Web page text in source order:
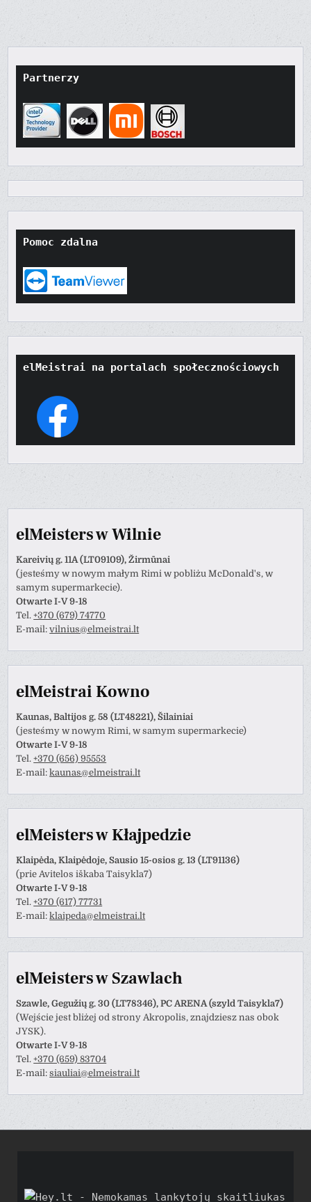
Partnerzy
Pomoc zdalna
elMeistrai na portalach społecznościowych
elMeisters w Wilnie
Kareivių g. 11A (LT09109), Žirmūnai
(jesteśmy w nowym małym Rimi w pobliżu McDonald's, w
samym supermarkecie).
Otwarte I-V 9-18
Tel.+370 (679) 74770
E-mail:vilnius@elmeistrai.lt
elMeistrai Kowno
Kaunas, Baltijos g. 58 (LT48221), Šilainiai
(jesteśmy w nowym Rimi, w samym supermarkecie)
Otwarte I-V 9-18
Tel.+370 (656) 95553
E-mail:kaunas@elmeistrai.lt
elMeisters w Kłajpedzie
Klaipėda, Klaipėdoje, Sausio 15-osios g. 13 (LT91136)
(prie Avitelos iškaba Taisykla7)
Otwarte I-V 9-18
Tel.+370 (617) 77731
E-mail:klaipeda@elmeistrai.lt
elMeisters w Szawlach
Szawle, Gegužių g. 30 (LT78346), PC ARENA (szyld Taisykla7)
(Wejście jest bliżej od strony Akropolis, znajdziesz nas obok
JYSK).
Otwarte I-V 9-18
Tel.+370 (659) 83704
E-mail:siauliai@elmeistrai.lt